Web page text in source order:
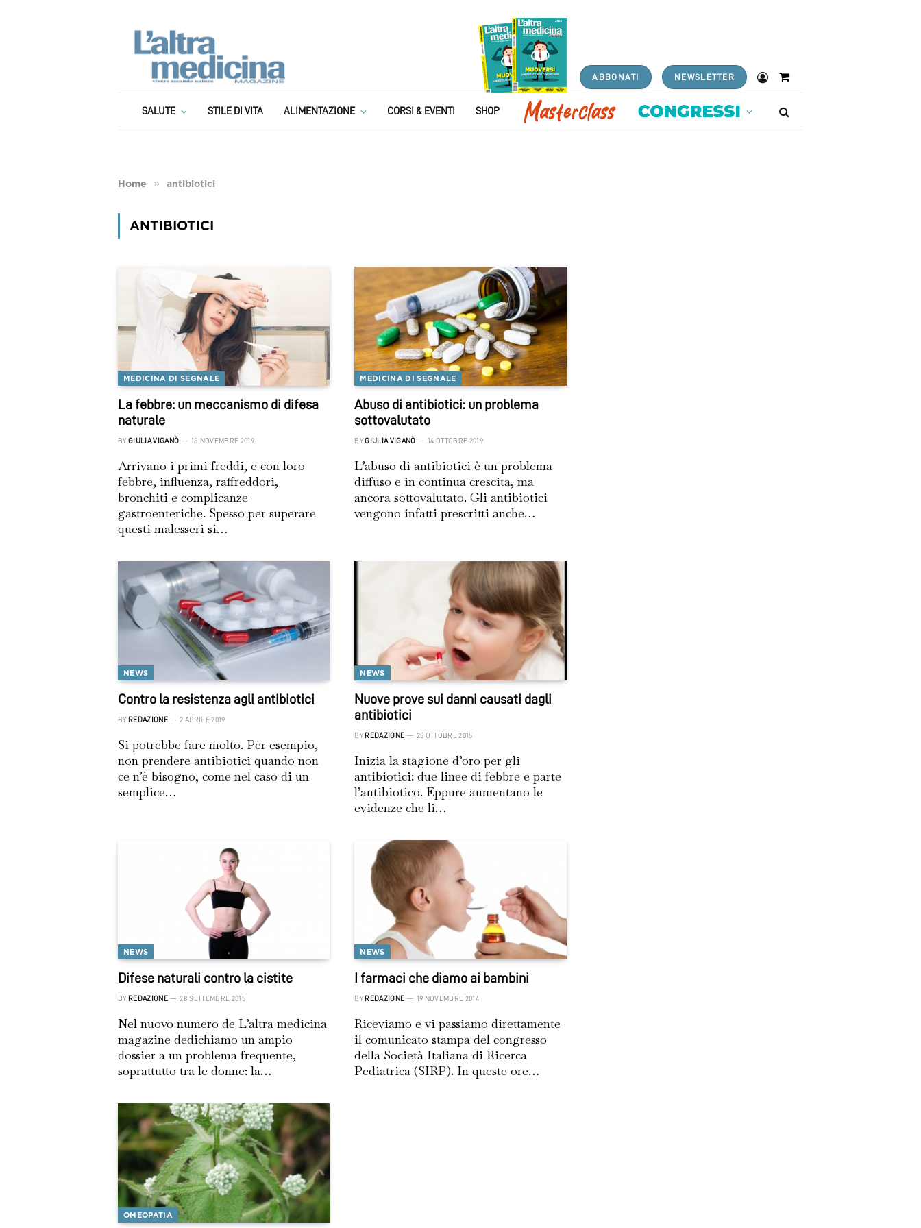
ABBONATI NEWSLETTER
Shopping
SALUTE STILE DI VITA ALIMENTAZIONE CORSI & EVENTI SHOP
Home » antibiotici
ANTIBIOTICI
MEDICINA DI SEGNALE
La febbre: un meccanismo di difesa
naturale
BY GIULIA VIGANÒ 18 NOVEMBRE 2019
Arrivano i primi freddi, e con loro
febbre, influenza, raffreddori,
bronchiti e complicanze
gastroenteriche. Spesso per superare
questi malesseri si…
MEDICINA DI SEGNALE
Abuso di antibiotici: un problema
sottovalutato
BY GIULIA VIGANÒ 14 OTTOBRE 2019
L’abuso di antibiotici è un problema
diffuso e in continua crescita, ma
ancora sottovalutato. Gli antibiotici
vengono infatti prescritti anche…
NEWS
Contro la resistenza agli antibiotici
BY REDAZIONE 2 APRILE 2019
Si potrebbe fare molto. Per esempio,
non prendere antibiotici quando non
ce n’è bisogno, come nel caso di un
semplice…
NEWS
Nuove prove sui danni causati dagli
antibiotici
BY REDAZIONE 25 OTTOBRE 2015
Inizia la stagione d’oro per gli
antibiotici: due linee di febbre e parte
l’antibiotico. Eppure aumentano le
evidenze che li…
NEWS
Difese naturali contro la cistite
BY REDAZIONE 28 SETTEMBRE 2015
Nel nuovo numero de L’altra medicina
magazine dedichiamo un ampio
dossier a un problema frequente,
soprattutto tra le donne: la…
NEWS
I farmaci che diamo ai bambini
BY REDAZIONE 19 NOVEMBRE 2014
Riceviamo e vi passiamo direttamente
il comunicato stampa del congresso
della Società Italiana di Ricerca
Pediatrica (SIRP). In queste ore…
OMEOPATIA